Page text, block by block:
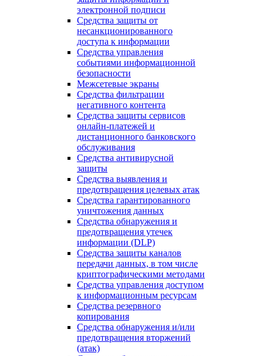
электронной подписи
Средства защиты от
несанкционированного
доступа к информации
Средства управления
событиями информационной
безопасности
Межсетевые экраны
Средства фильтрации
негативного контента
Средства защиты сервисов
онлайн-платежей и
дистанционного банковского
обслуживания
Средства антивирусной
защиты
Средства выявления и
предотвращения целевых атак
Средства гарантированного
уничтожения данных
Средства обнаружения и
предотвращения утечек
информации (DLP)
Средства защиты каналов
передачи данных, в том числе
криптографическими методами
Средства управления доступом
к информационным ресурсам
Средства резервного
копирования
Средства обнаружения и/или
предотвращения вторжений
(атак)